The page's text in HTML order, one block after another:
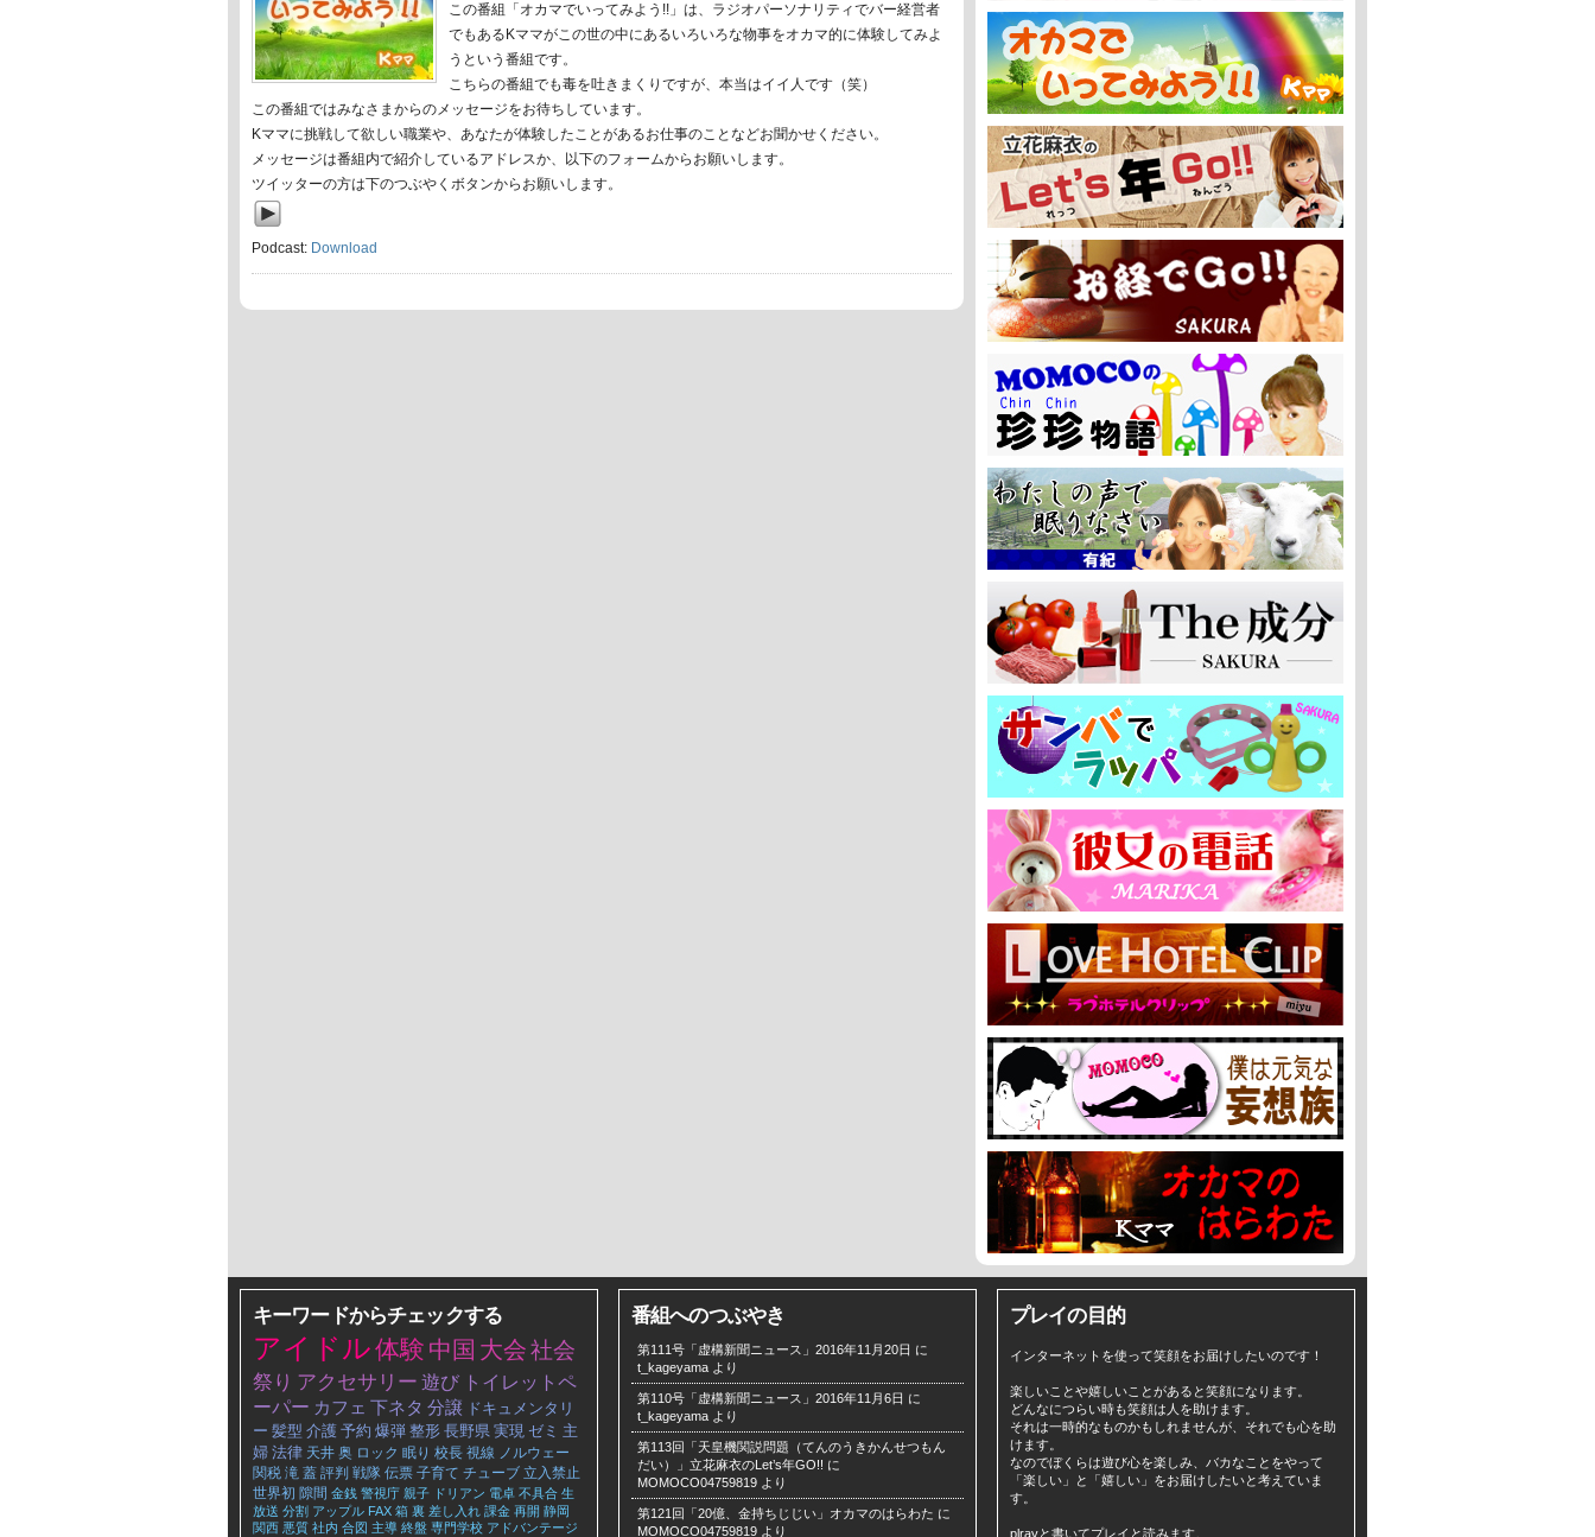
この番組「オカマでいってみよう!!」は、ラジオパーソナリティでバー経営者
でもあるKママがこの世の中にあるいろいろな物事をオカマ的に体験してみよ
うという番組です。
こちらの番組でも毒を吐きまくりですが、本当はイイ人です（笑）
この番組ではみなさまからのメッセージをお待ちしています。
Kママに挑戦して欲しい職業や、あなたが体験したことがあるお仕事のことなどお聞かせください。
メッセージは番組内で紹介しているアドレスか、以下のフォームからお願いします。
ツイッターの方は下のつぶやくボタンからお願いします。
Podcast: Download
キーワードからチェックする
アイドル体験 中国 大会社会
祭り アクセサリー 遊び トイレットペ
ーパー カフェ 下ネタ 分譲 ドキュメンタリ
ー 髪型 介護 予約 爆弾 整形 長野県 実現 ゼミ 主
婦 法律 天井 奥 ロック 眠り 校長 視線 ノルウェー
関税 滝 蓋 評判 戦隊 伝票 子育て チューブ 立入禁止
世界初 隙間 金銭 警視庁 親子 ドリアン 電卓 不具合 生
放送 分割 アップル FAX 箱 裏 差し入れ 課金 再開 静岡
関西 悪質 社内 合図 主導 終盤 専門学校 アドバンテージ
番組へのつぶやき
第111号「虚構新聞ニュース」2016年11月20日 に
t_kageyama より
第110号「虚構新聞ニュース」2016年11月6日 に
t_kageyama より
第113回「天皇機関説問題（てんのうきかんせつもん
だい）」立花麻衣のLet’s年GO!! に
MOMOCO04759819 より
第121回「20億、金持ちじじい」オカマのはらわた に
MOMOCO04759819 より
プレイの目的
インターネットを使って笑顔をお届けしたいのです！
楽しいことや嬉しいことがあると笑顔になります。
どんなにつらい時も笑顔は人を助けます。
それは一時的なものかもしれませんが、それでも心を助
けます。
なのでぼくらは遊び心を楽しみ、バカなことをやって
「楽しい」と「嬉しい」をお届けしたいと考えていま
す。
plrayと書いてプレイと読みます。